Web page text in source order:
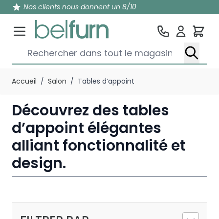
Nos clients nous donnent un 8/10
Rechercher dans tout le magasin...
Accueil / Salon / Tables d’appoint
Découvrez des tables
d’appoint élégantes
alliant fonctionnalité et
design.